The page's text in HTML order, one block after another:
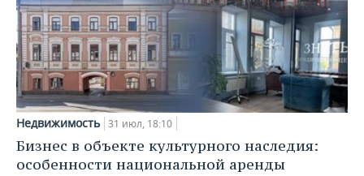
Недвижимость 31 июл, 18:10
Бизнес в объекте культурного наследия:
особенности национальной аренды